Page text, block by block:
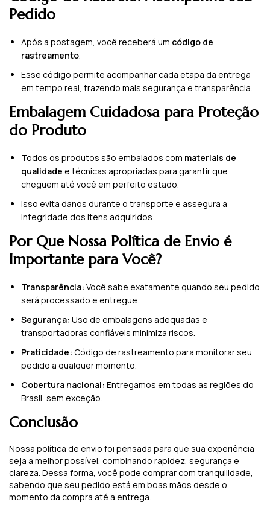
Pedido
Após a postagem, você receberá um código de
rastreamento
Esse código permite acompanhar cada etapa da entrega
em tempo real, trazendo mais segurança e transparência.
Embalagem Cuidadosa para Proteção
do Produto
Todos os produtos são embalados com materiais de
qualidade e técnicas apropriadas para garantir que
cheguem até você em perfeito estado.
Isso evita danos durante o transporte e assegura a
integridade dos itens adquiridos.
Por Que Nossa Política de Envio é
Importante para Você?
Transparência: Você sabe exatamente quando seu pedido
será processado e entregue.
Segurança: Uso de embalagens adequadas e
transportadoras confiáveis minimiza riscos.
Praticidade: Código de rastreamento para monitorar seu
pedido a qualquer momento.
Cobertura nacional: Entregamos em todas as regiões do
Brasil, sem exceção.
Conclusão
Nossa política de envio foi pensada para que sua experiência
seja a melhor possível, combinando rapidez, segurança e
clareza. Dessa forma, você pode comprar com tranquilidade,
sabendo que seu pedido está em boas mãos desde o
momento da compra até a entrega.